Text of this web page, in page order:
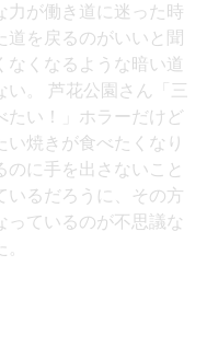
力が働き道に迷った時
道を戻るのがいいと聞
なくなるような暗い道
い。 芦花公園さん「三
たい！」ホラーだけど
い焼きが食べたくなり
のに手を出さないこと
いるだろうに、その方
っているのが不思議な